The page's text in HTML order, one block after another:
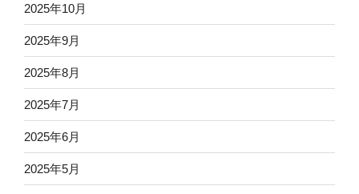
2025年10月
2025年9月
2025年8月
2025年7月
2025年6月
2025年5月